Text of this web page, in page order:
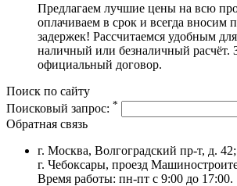
Предлагаем лучшие цены на всю
оплачиваем в срок и всегда вносим
задержек! Рассчитаемся удобным
наличный или безналичный расчёт.
официальный договор.
Поиск по сайту
Поисковый запрос: *
Обратная связь
г. Москва, Волгоградский пр-т, д. 42;
г. Чебоксары, проезд
Время работы: пн-пт с 9:00 до 17:00.